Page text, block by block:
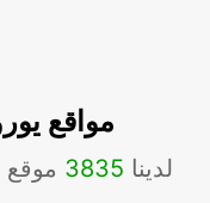
مواقع
لدينا 3835 موقع